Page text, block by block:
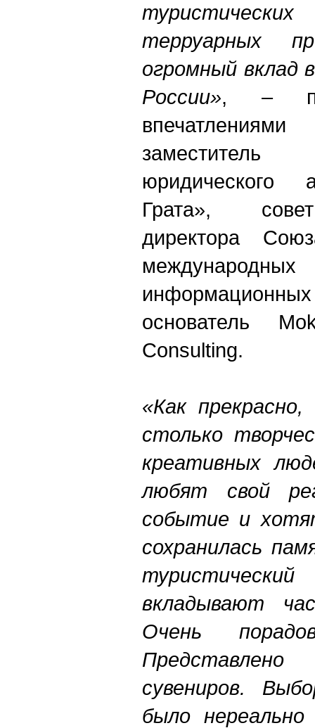
терруарных
огромный вклад
России», –
юридического
Грата»,
директора
основатель
Consulting.
«Как
столько
креативных
любят свой
событие и
сохранилась
вкладывают
Очень
сувениров.
было